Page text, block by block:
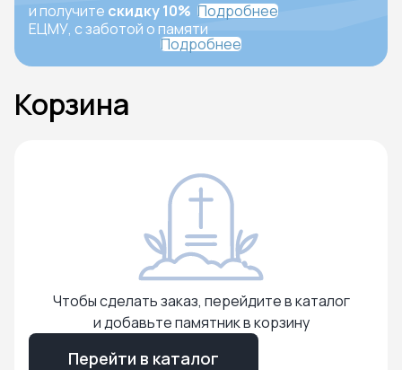
и получите скидку 10% Подробнее
ЕЦМУ, с заботой о памяти
Подробнее
Корзина
Чтобы сделать заказ, перейдите в каталог
и добавьте памятник в корзину
Перейти в каталог